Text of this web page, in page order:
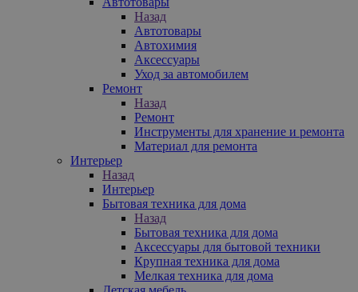
Назад
Автотовары
Автохимия
Аксессуары
Уход за автомобилем
Ремонт
Назад
Ремонт
Инструменты для хранение и ремонта
Материал для ремонта
Интерьер
Назад
Интерьер
Бытовая техника для дома
Назад
Бытовая техника для дома
Аксессуары для бытовой техники
Крупная техника для дома
Мелкая техника для дома